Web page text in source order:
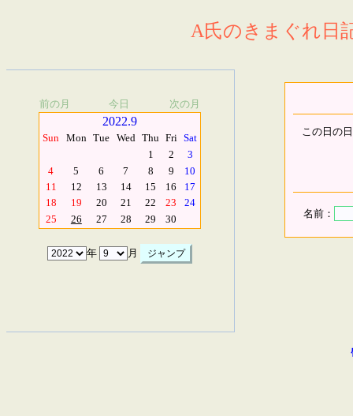
A氏のきまぐれ日
前の月 今日 次の月
2022.9
Sun Mon Tue Wed Thu Fri Sat
1
2
3
4
5 6 7 8 9
10
11
12 13 14 15 16
17
18
19 20 21 22 23
24
25
26 27 28 29 30
年 月
この日の
名前：